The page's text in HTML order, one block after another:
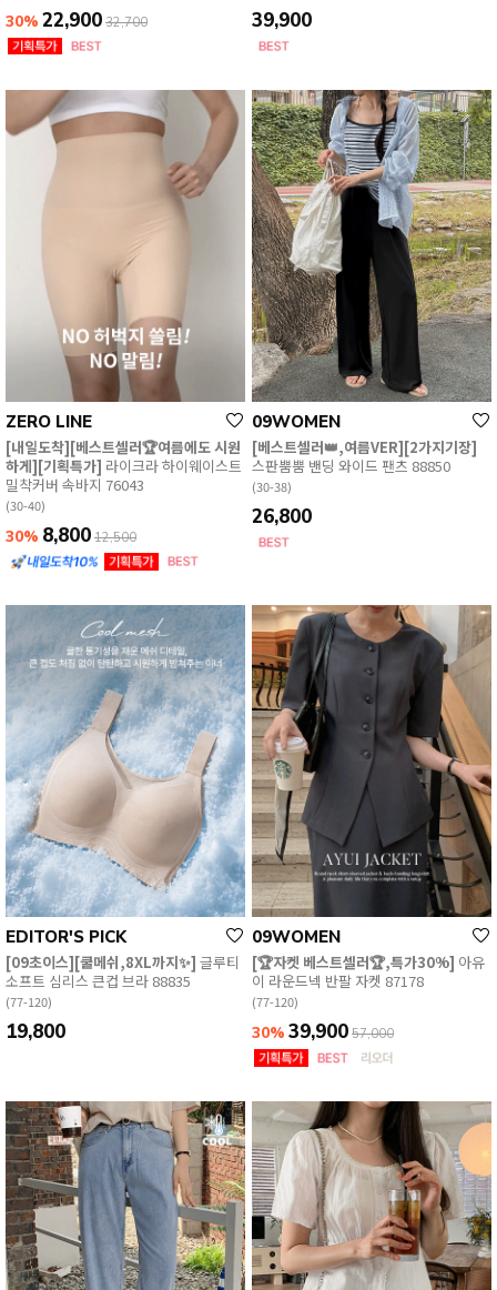
30% 22,900 32,700 39,900
ZERO LINE
[내일도착][베스트셀러🏆여름에도 시원
하게][기획특가] 라이크라 하이웨이스트
밀착커버 속바지 76043
(30-40)
30% 8,800 12,500
09WOMEN
[베스트셀러👑,여름VER][2가지기장]
스판뿜뿜 밴딩 와이드 팬츠 88850
(30-38)
26,800
EDITOR'S PICK
[09초이스][쿨메쉬,8XL까지✨] 글루티
소프트 심리스 큰컵 브라 88835
(77-120)
19,800
09WOMEN
[🏆자켓 베스트셀러🏆,특가30%] 아유
이 라운드넥 반팔 자켓 87178
(77-120)
30% 39,900 57,000